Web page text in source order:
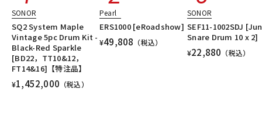
SONOR
SQ2 System Maple
Vintage 5pc Drum Kit -
Black-Red Sparkle
[BD22，TT10&12，
FT14&16]【特注品】
¥1,452,000 （税込）
Pearl
ERS1000 [eRoadshow]
¥49,808 （税込）
SONOR
SEF11-1002SDJ
Snare Drum 10 x 2]
¥22,880 （税込）